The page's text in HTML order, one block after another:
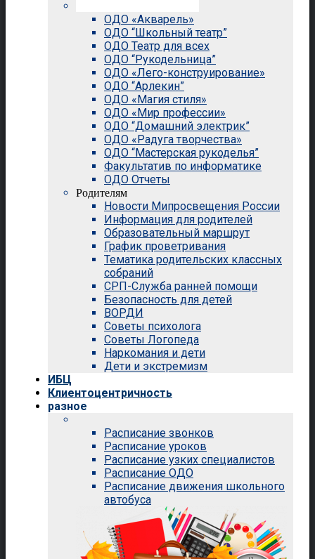
ОДО «Акварель»
ОДО “Школьный театр”
ОДО Театр для всех
ОДО “Рукодельница”
ОДО «Лего-конструирование»
ОДО “Арлекин”
ОДО «Магия стиля»
ОДО «Мир профессии»
ОДО “Домашний электрик”
ОДО «Радуга творчества»
ОДО “Мастерская рукоделья”
Факультатив по информатике
ОДО Отчеты
Родителям
Новости Мипросвещения России
Информация для родителей
Образовательный маршрут
График проветривания
Тематика родительских классных
собраний
СРП-Служба ранней помощи
Безопасность для детей
ВОРДИ
Советы психолога
Советы Логопеда
Наркомания и дети
Дети и экстремизм
ИБЦ
Клиентоцентричность
разное
Расписание звонков
Расписание уроков
Расписание узких специалистов
Расписание ОДО
Расписание движения школьного
автобуса